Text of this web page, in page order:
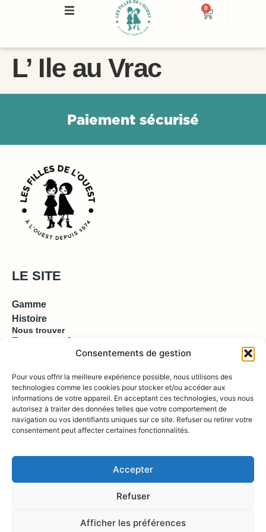
Consentements de gestion
Pour vous offrir la meilleure expérience possible, nous utilisons des
technologies comme les cookies pour stocker et/ou accéder aux
informations de votre appareil. En acceptant ces technologies, vous nous
autorisez à traiter des données telles que votre comportement de
navigation ou vos identifiants uniques sur ce site. Refuser ou retirer votre
consentement peut affecter certaines fonctionnalités.
Accepter
Refuser
Afficher les préférences
0
L’ Ile au Vrac
Paiement sécurisé
LE SITE
Gamme
Histoire
Nous trouver
Espace pro & presse
EN SAVOIR PLUS
Contact
Compte
Boutique